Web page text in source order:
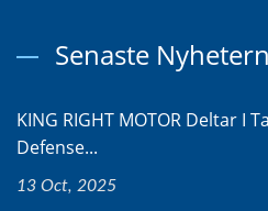
Senaste
KING RIGHT MOTOR Deltar I
Defense...
13 Oct, 2025